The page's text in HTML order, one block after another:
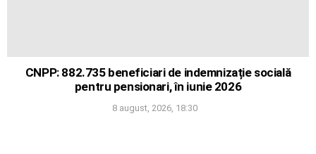
CNPP: 882.735 beneficiari de indemnizație socială
pentru pensionari, în iunie 2026
8 august, 2026, 18:30